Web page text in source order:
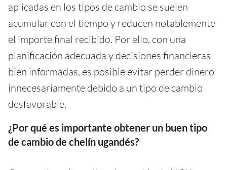
aplicadas en los tipos de cambio se suelen
acumular con el tiempo y reducen notablemente
el importe final recibido. Por ello, con una
planificación adecuada y decisiones financieras
bien informadas, es posible evitar perder dinero
innecesariamente debido a un tipo de cambio
desfavorable.
¿Por qué es importante obtener un buen tipo
de cambio de chelín ugandés?